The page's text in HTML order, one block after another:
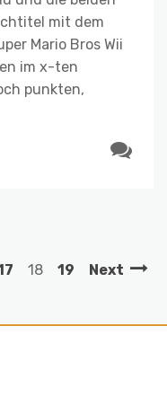
mit dem
Mario Bros Wii
im x-ten
punkten,
18 19 Next